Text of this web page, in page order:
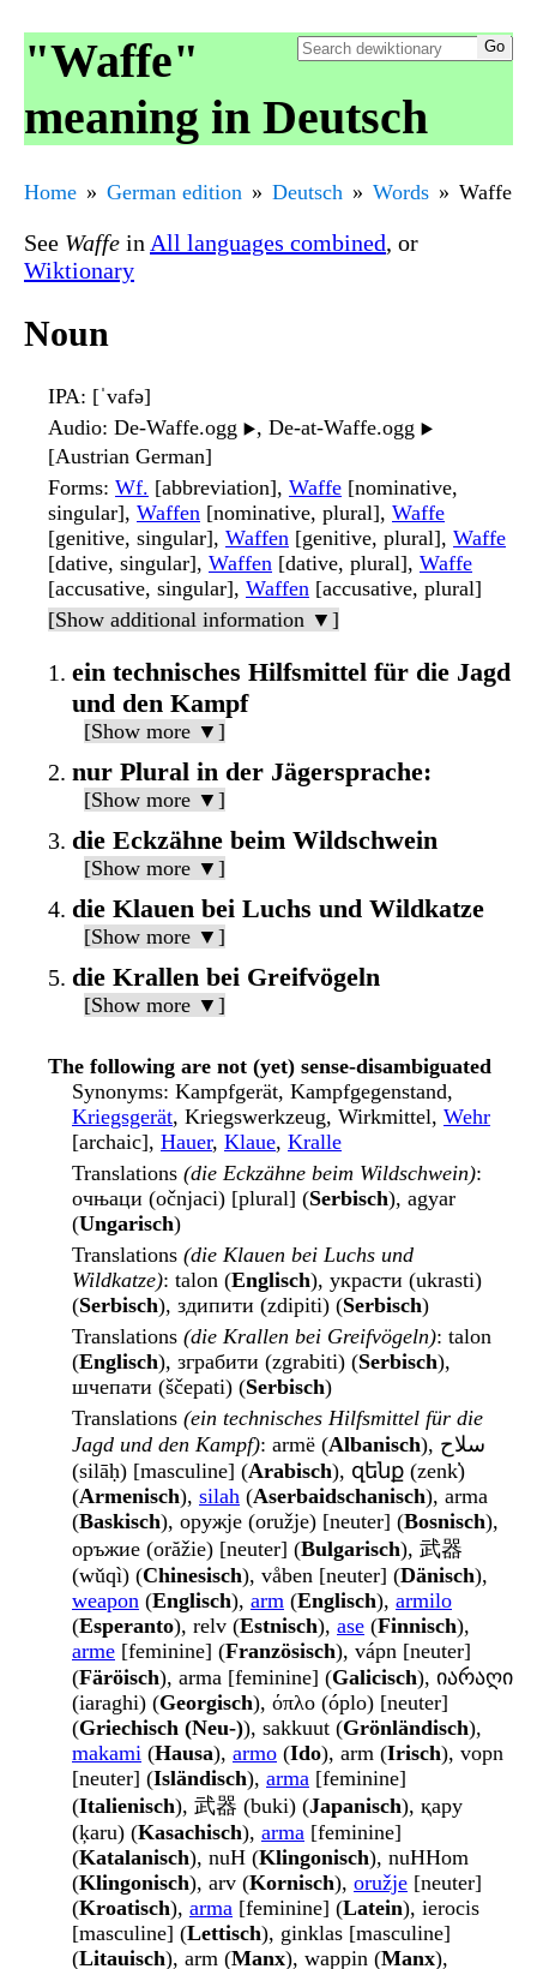
"Waffe"
meaning in Deutsch
Home German edition Deutsch Words Waffe
See Waffe in All languages combined, or
Wiktionary
Noun
IPA: [ˈvafə]
Audio: De-Waffe.ogg ▶️, De-at-Waffe.ogg ▶️
[Austrian German]
Forms: Wf. [abbreviation], Waffe [nominative,
singular], Waffen [nominative, plural], Waffe
[genitive, singular], Waffen [genitive, plural], Waffe
[dative, singular], Waffen [dative, plural], Waffe
[accusative, singular], Waffen [accusative, plural]
[Show additional information ▼]
ein technisches Hilfsmittel für die Jagd
und den Kampf
[Show more ▼]
nur Plural in der Jägersprache:
[Show more ▼]
die Eckzähne beim Wildschwein
[Show more ▼]
die Klauen bei Luchs und Wildkatze
[Show more ▼]
die Krallen bei Greifvögeln
[Show more ▼]
The following are not (yet) sense-disambiguated
Synonyms: Kampfgerät, Kampfgegenstand,
Kriegsgerät, Kriegswerkzeug, Wirkmittel, Wehr
[archaic], Hauer, Klaue, Kralle
Translations (die Eckzähne beim Wildschwein):
очњаци (očnjaci) [plural] (Serbisch), agyar
(Ungarisch)
Translations (die Klauen bei Luchs und
Wildkatze): talon (Englisch), украсти (ukrasti)
(Serbisch), здипити (zdipiti) (Serbisch)
Translations (die Krallen bei Greifvögeln): talon
(Englisch), зграбити (zgrabiti) (Serbisch),
шчепати (ščepati) (Serbisch)
Translations (ein technisches Hilfsmittel für die
Jagd und den Kampf): armë (Albanisch), سلاح
(silāḥ) [masculine] (Arabisch), զենք (zenk̕)
(Armenisch), silah (Aserbaidschanisch), arma
(Baskisch), оружје (oružje) [neuter] (Bosnisch),
оръжие (orăžie) [neuter] (Bulgarisch), 武器
(wǔqì) (Chinesisch), våben [neuter] (Dänisch),
weapon (Englisch), arm (Englisch), armilo
(Esperanto), relv (Estnisch), ase (Finnisch),
arme [feminine] (Französisch), vápn [neuter]
(Färöisch), arma [feminine] (Galicisch), იარაღი
(iaraghi) (Georgisch), όπλο (óplo) [neuter]
(Griechisch (Neu-)), sakkuut (Grönländisch),
makami (Hausa), armo (Ido), arm (Irisch), vopn
[neuter] (Isländisch), arma [feminine]
(Italienisch), 武器 (buki) (Japanisch), қару
(ķaru) (Kasachisch), arma [feminine]
(Katalanisch), nuH (Klingonisch), nuHHom
(Klingonisch), arv (Kornisch), oružje [neuter]
(Kroatisch), arma [feminine] (Latein), ierocis
[masculine] (Lettisch), ginklas [masculine]
(Litauisch), arm (Manx), wappin (Manx),